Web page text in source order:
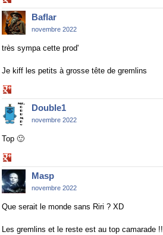
on
Google+Baflar
novembre 2022
très sympa cette prod'
Je kiff les petits à grosse tête de gremlins
on
Google+Double1
novembre 2022
Top 🙂
on
Google+Masp
novembre 2022
Que serait le monde sans Riri ? XD
Les gremlins et le reste est au top camarade !!